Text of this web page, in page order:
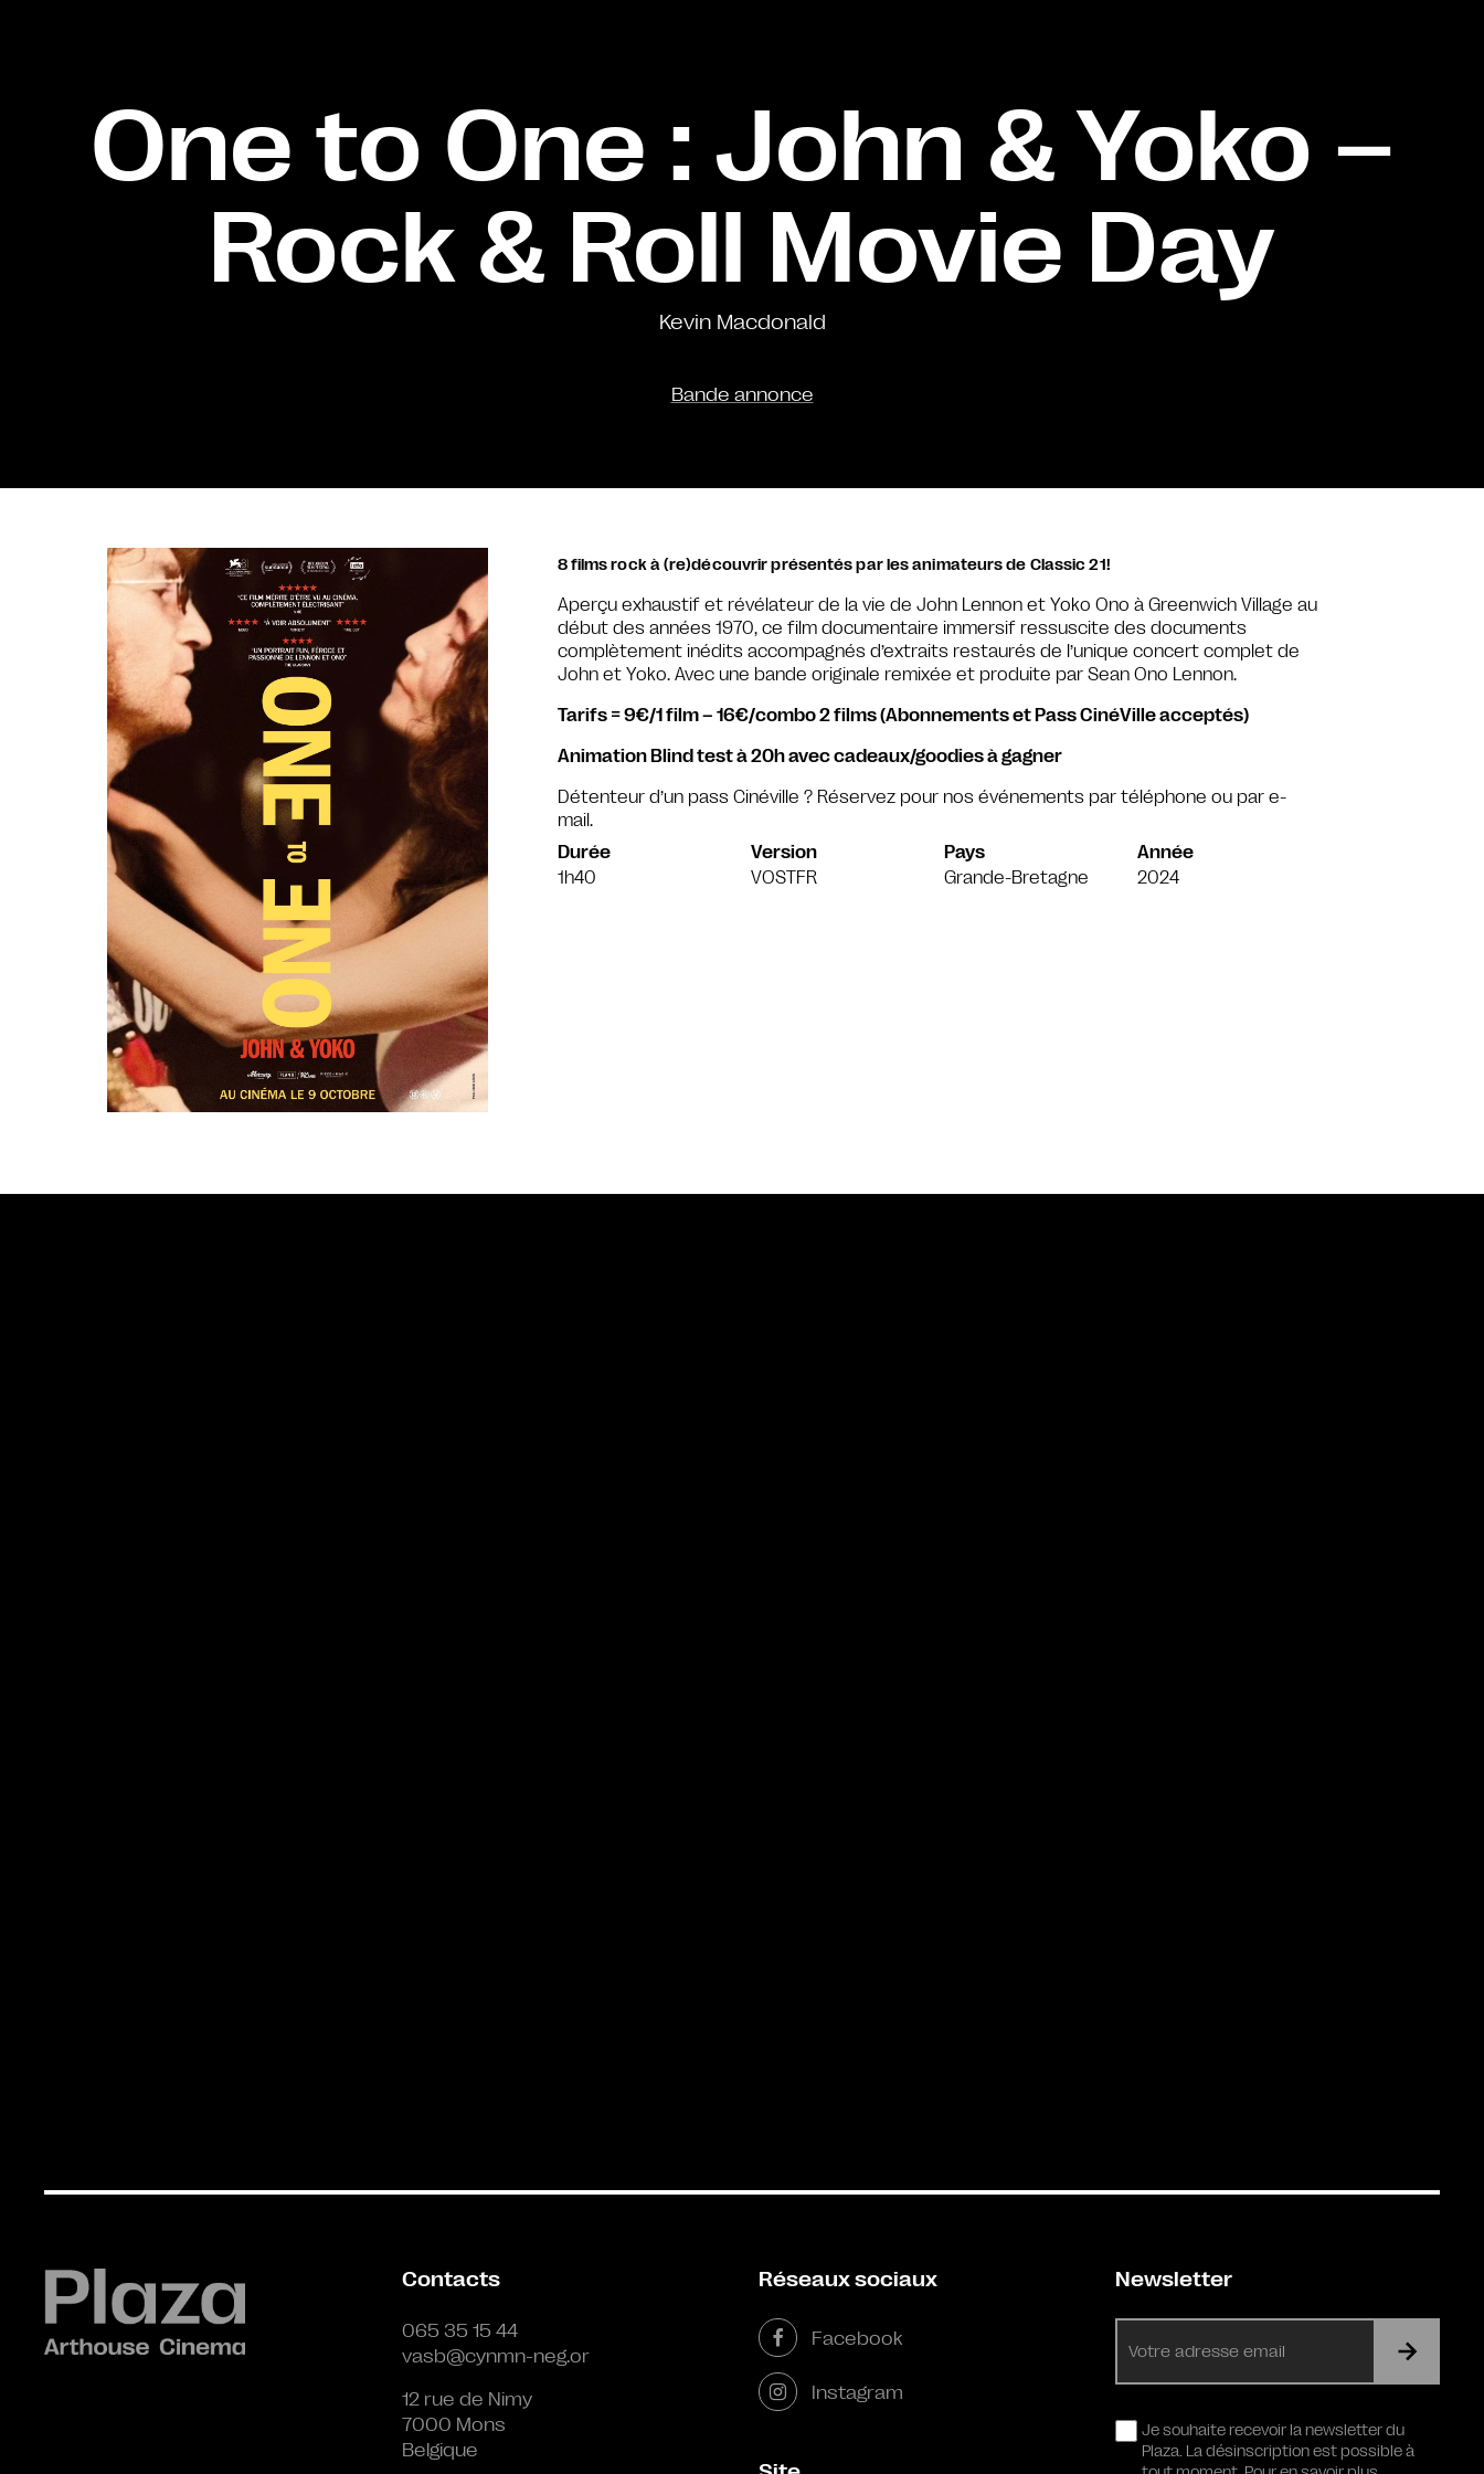
One to One : John & Yoko –
Rock & Roll Movie Day
Kevin Macdonald
Bande annonce
8 films rock à (re)découvrir présentés par les animateurs de Classic 21!
Aperçu exhaustif et révélateur de la vie de John Lennon et Yoko Ono à Greenwich Village au
début des années 1970, ce film documentaire immersif ressuscite des documents
complètement inédits accompagnés d’extraits restaurés de l’unique concert complet de
John et Yoko. Avec une bande originale remixée et produite par Sean Ono Lennon.
Tarifs = 9€/1 film – 16€/combo 2 films (Abonnements et Pass CinéVille acceptés)
Animation Blind test à 20h avec cadeaux/goodies à gagner
Détenteur d’un pass Cinéville ? Réservez pour nos événements par téléphone ou par e-
mail.
Durée
1h40
Version
VOSTFR
Pays
Grande-Bretagne
Année
2024
Contacts
065 35 15 44
vasb@cynmn-neg.or
12 rue de Nimy
7000 Mons
Belgique
Réseaux sociaux
Facebook
Instagram
Newsletter
mail
RGPDJe souhaite recevoir la newsletter du
Plaza. La désinscription est possible à